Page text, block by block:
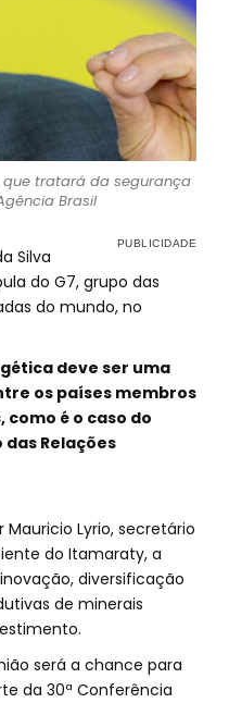
que tratará da segurança
Brasil
Silva
do G7, grupo das
do mundo, no
deve ser uma
os países membros
é o caso do
Relações
Lyrio, secretário
do Itamaraty, a
diversificação
de minerais
será a chance para
da 30ª Conferência